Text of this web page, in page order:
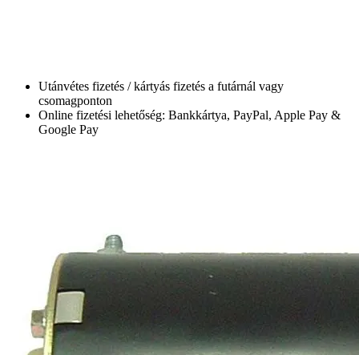
Utánvétes fizetés / kártyás fizetés a futárnál vagy
csomagponton
Online fizetési lehetőség: Bankkártya, PayPal, Apple Pay &
Google Pay